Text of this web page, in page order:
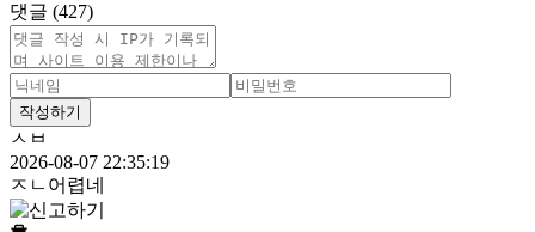
댓글 (427)
작성하기
ㅅㅂ
2026-08-07 22:35:19
ㅈㄴ어렵네